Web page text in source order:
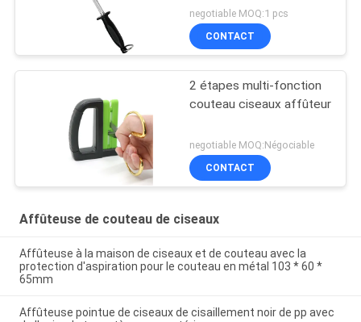
paquet de boursouflure
negotiable MOQ:1 pcs
CONTACT
2 étapes multi-fonction
couteau ciseaux affûteur
negotiable MOQ:Négociable
CONTACT
Affûteuse de couteau de ciseaux
Affûteuse à la maison de ciseaux et de couteau avec la
protection d'aspiration pour le couteau en métal 103 * 60 *
65mm
Affûteuse pointue de ciseaux de cisaillement noir de pp avec